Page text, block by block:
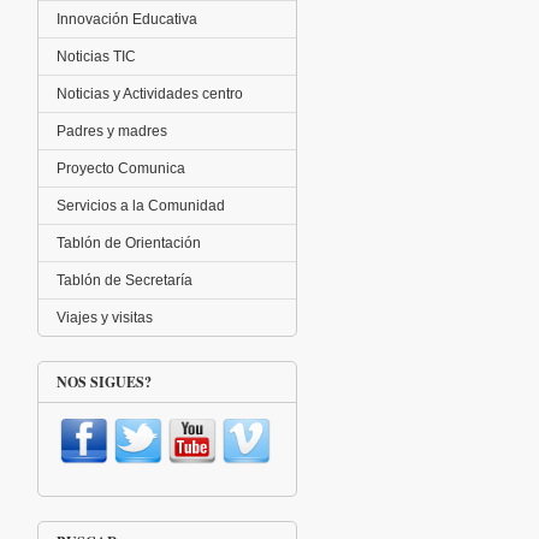
Innovación Educativa
Noticias TIC
Noticias y Actividades centro
Padres y madres
Proyecto Comunica
Servicios a la Comunidad
Tablón de Orientación
Tablón de Secretaría
Viajes y visitas
NOS SIGUES?